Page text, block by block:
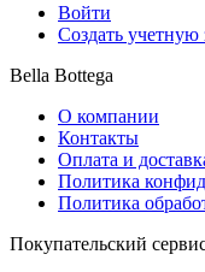
Войти
Создать учетную
Bella Bottega
О компании
Контакты
Оплата и
Политика
Политика
Покупательский